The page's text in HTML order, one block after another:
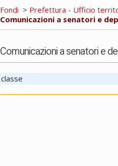
Fondi > Prefettura - Ufficio
Comunicazioni a senatori e
Comunicazioni a senatori e
classe